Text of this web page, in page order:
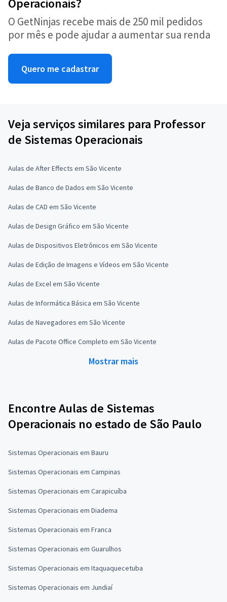
Operacionais?
O GetNinjas recebe mais de 250 mil pedidos
por mês e pode ajudar a aumentar sua renda
Quero me cadastrar
Veja serviços similares para Professor
de Sistemas Operacionais
Aulas de After Effects em São Vicente
Aulas de Banco de Dados em São Vicente
Aulas de CAD em São Vicente
Aulas de Design Gráfico em São Vicente
Aulas de Dispositivos Eletrônicos em São Vicente
Aulas de Edição de Imagens e Vídeos em São Vicente
Aulas de Excel em São Vicente
Aulas de Informática Básica em São Vicente
Aulas de Navegadores em São Vicente
Aulas de Pacote Office Completo em São Vicente
Mostrar mais
Encontre Aulas de Sistemas
Operacionais no estado de São Paulo
Sistemas Operacionais em Bauru
Sistemas Operacionais em Campinas
Sistemas Operacionais em Carapicuíba
Sistemas Operacionais em Diadema
Sistemas Operacionais em Franca
Sistemas Operacionais em Guarulhos
Sistemas Operacionais em Itaquaquecetuba
Sistemas Operacionais em Jundiaí